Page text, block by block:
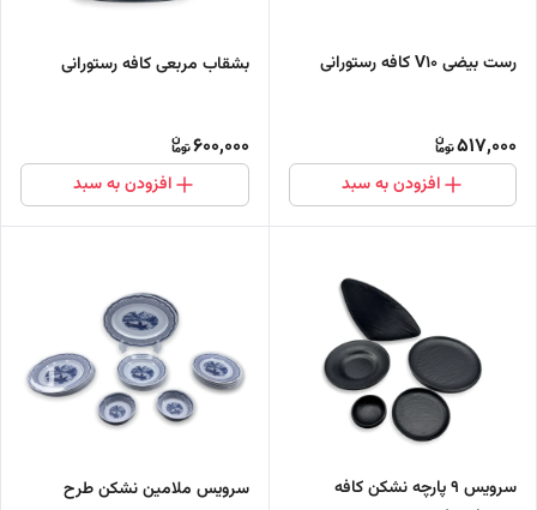
رست بیضی V10 کافه رستورانی
517,000
افزودن به سبد
بشقاب مربعی کافه رستورانی
600,000
افزودن به سبد
سرویس ۹ پارچه نشکن کافه
سرویس ملامین نشکن طرح